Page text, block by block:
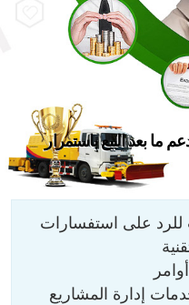
ما بعد البيع باستمرار
للرد على استفسارات
إدارة المشاريع